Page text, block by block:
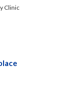
Clinic